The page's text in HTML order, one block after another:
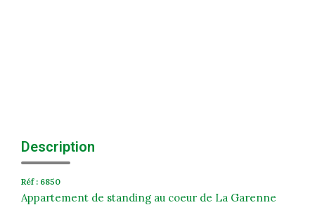
Extranet Syndic Et Gestion Locative
Description
Réf : 6850
Appartement de standing au coeur de La Garenne